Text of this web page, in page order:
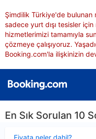
Şimdilik Türkiye'de
sadece yurt dışı tesisler
hizmetlerimizi tamamıyla
çözmeye çalışıyoruz.
Booking.com'la ilişkinizin
En Sık Sorulan 10
Fiyata neler dahil?